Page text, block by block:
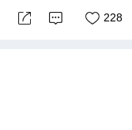
228